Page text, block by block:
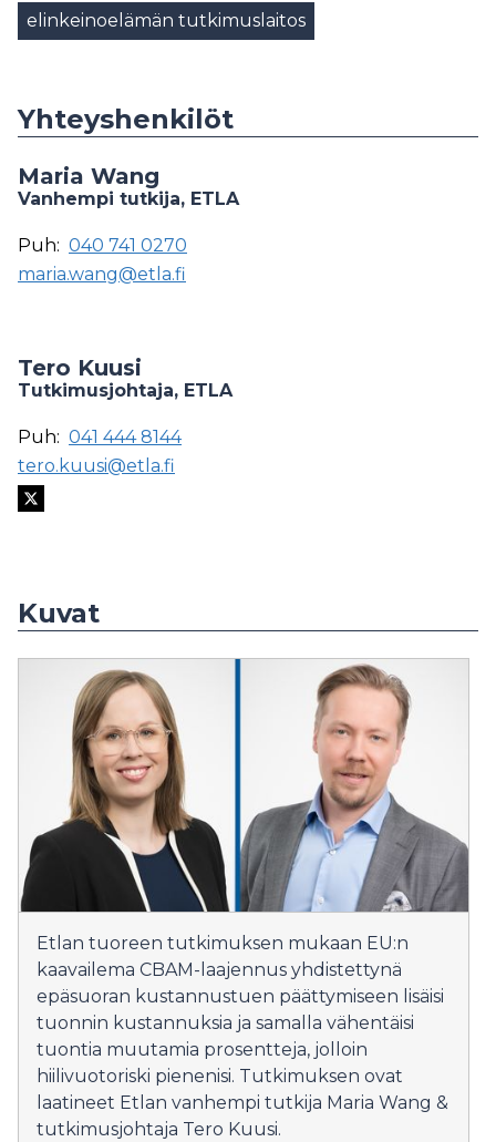
elinkeinoelämän tutkimuslaitos
Yhteyshenkilöt
Maria Wang
Vanhempi tutkija, ETLA
Puh: 040 741 0270
maria.wang@etla.fi
Tero Kuusi
Tutkimusjohtaja, ETLA
Puh: 041 444 8144
tero.kuusi@etla.fi
Kuvat
Etlan tuoreen tutkimuksen mukaan EU:n
kaavailema CBAM-laajennus yhdistettynä
epäsuoran kustannustuen päättymiseen lisäisi
tuonnin kustannuksia ja samalla vähentäisi
tuontia muutamia prosentteja, jolloin
hiilivuotoriski pienenisi. Tutkimuksen ovat
laatineet Etlan vanhempi tutkija Maria Wang &
tutkimusjohtaja Tero Kuusi.